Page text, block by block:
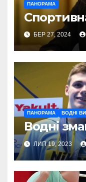
ПАНОРАМА
БЕР 27, 2024
ПАНОРАМА ВОДНІ
Водні
ЛИП 19, 2023